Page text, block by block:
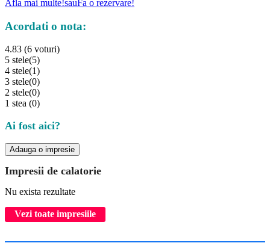
Afla mai multe!sau Fa o rezervare!
Acordati o nota:
4.83 (6 voturi)
5 stele(5)
4 stele(1)
3 stele(0)
2 stele(0)
1 stea (0)
Ai fost aici?
Adauga o impresie
Impresii de calatorie
Nu exista rezultate
Vezi toate impresiile